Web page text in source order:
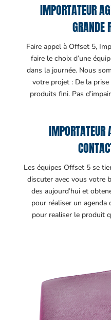
IMPORTATEUR
GRANDE
Faire appel à Offset 5,
faire le choix d’une
dans la journée. Nous
votre projet : De la
produits fini. Pas
IMPORTATEUR
Les équipes Offset 5 se
discuter avec vous votre
des aujourd’hui et
pour réaliser un agenda
pour realiser le produit